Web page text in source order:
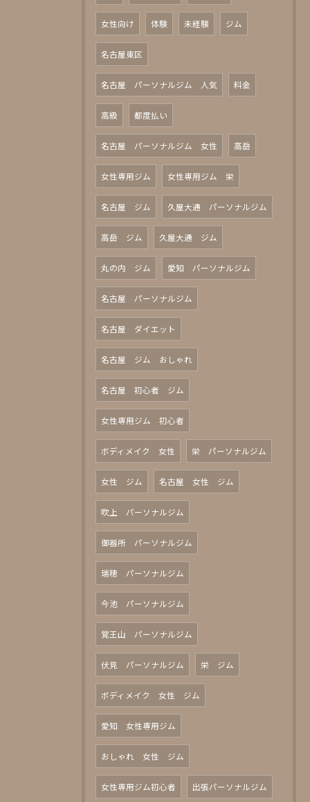
女性向け 体験 未経験 ジム
名古屋東区
名古屋 パーソナルジム 人気 料金
高級 都度払い
名古屋 パーソナルジム 女性 高岳
女性専用ジム 女性専用ジム 栄
名古屋 ジム 久屋大通 パーソナルジム
高岳 ジム 久屋大通 ジム
丸の内 ジム 愛知 パーソナルジム
名古屋 パーソナルジム
名古屋 ダイエット
名古屋 ジム おしゃれ
名古屋 初心者 ジム
女性専用ジム 初心者
ボディメイク 女性 栄 パーソナルジム
女性 ジム 名古屋 女性 ジム
吹上 パーソナルジム
御器所 パーソナルジム
瑞穂 パーソナルジム
今池 パーソナルジム
覚王山 パーソナルジム
伏見 パーソナルジム 栄 ジム
ボディメイク 女性 ジム
愛知 女性専用ジム
おしゃれ 女性 ジム
女性専用ジム初心者 出張パーソナルジム